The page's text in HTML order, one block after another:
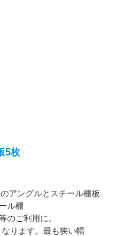
5枚
アングルとスチール棚板
ル棚
のご利用に。
ります。最も狭い幅